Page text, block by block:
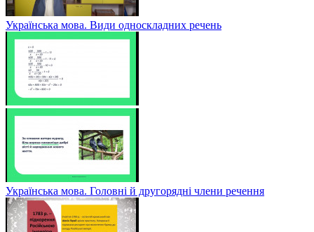
Українська мова. Види односкладних речень
Українська мова. Головні й другорядні члени речення